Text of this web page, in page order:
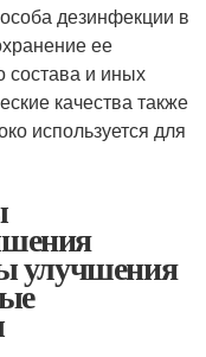
дезинфекции в
ее
состава и иных
качества также
используется для
улучшения